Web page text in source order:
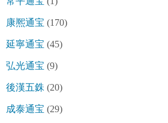
康熈通宝 (170)
延寧通宝 (45)
弘光通宝 (9)
後漢五銖 (20)
成泰通宝 (29)